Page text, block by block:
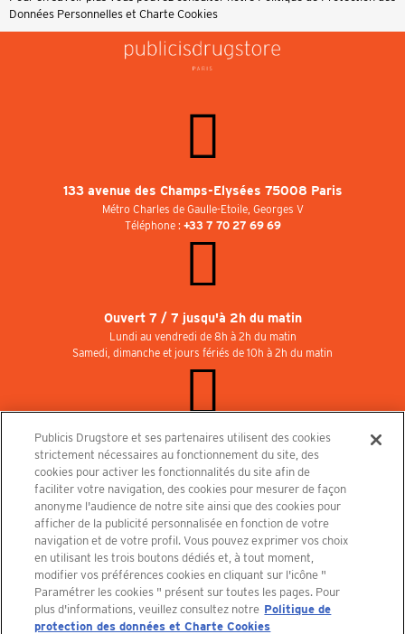
Données Personnelles et Charte Cookies
133 avenue des Champs-Elysées 75008 Paris
Métro Charles de Gaulle-Etoile, Georges V
Téléphone : +33 7 70 27 69 69
Ouvert 7 / 7 jusqu'à 2h du matin
Lundi au vendredi de 8h à 2h du matin
Samedi, dimanche et jours fériés de 10h à 2h du matin
Rejoignez-nous au Publicisdrugstore !
Nous recrutons pour les boutiques, le restaurant et le cinéma. Contactez-nous :
recrutement@publicisdrugstore.com
Conditions générales de vente
Mentions légales
Politique de Protection des Données Personnelles et Charte
Cookies
Publicis Drugstore et ses partenaires utilisent des cookies
strictement nécessaires au fonctionnement du site, des
cookies pour activer les fonctionnalités du site afin de
faciliter votre navigation, des cookies pour mesurer de façon
anonyme l'audience de notre site ainsi que des cookies pour
afficher de la publicité personnalisée en fonction de votre
navigation et de votre profil. Vous pouvez exprimer vos choix
en utilisant les trois boutons dédiés et, à tout moment,
modifier vos préférences cookies en cliquant sur l'icône "
Paramétrer les cookies " présent sur toutes les pages. Pour
plus d'informations, veuillez consultez notre Politique de
protection des données et Charte Cookies